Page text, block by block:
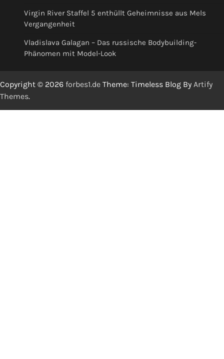
Virgin River Staffel 5 enthüllt Geheimnisse aus Mels
Vergangenheit
Vladislava Galagan – Das russische Bodybuilding-
Phänomen mit Model-Look
Copyright © 2026 forbes1.de Theme: Timeless Blog By Artify
Themes.